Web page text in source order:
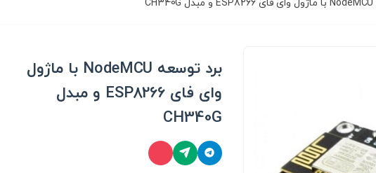
برد توسعه NodeMCU با ماژول
وای فای ESP8266 و مبدل
CH340G